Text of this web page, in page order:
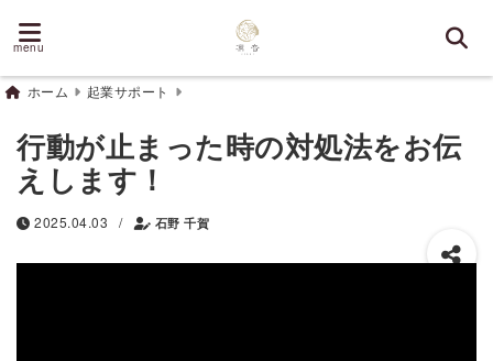
menu
ホーム 起業サポート
行動が止まった時の対処法をお伝
えします！
2025.04.03 / 石野 千賀